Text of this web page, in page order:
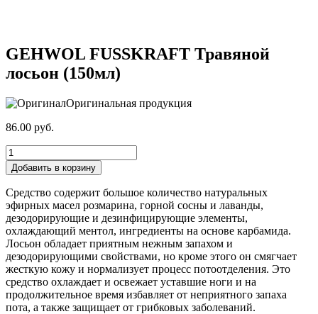
GEHWOL FUSSKRAFT Травяной
лосьон (150мл)
Оригинальная продукция
86.00 руб.
Количество
товара
GEHWOL
FUSSKRAFT
Травяной
лосьон
(150мл)
Добавить в корзину
Средство содержит большое количество натуральных
эфирных масел розмарина, горной сосны и лаванды,
дезодорирующие и дезинфицирующие элементы,
охлаждающий ментол, ингредиенты на основе карбамида.
Лосьон обладает приятным нежным запахом и
дезодорирующими свойствами, но кроме этого он смягчает
жесткую кожу и нормализует процесс потоотделения. Это
средство охлаждает и освежает уставшие ноги и на
продолжительное время избавляет от неприятного запаха
пота, а также защищает от грибковых заболеваний.